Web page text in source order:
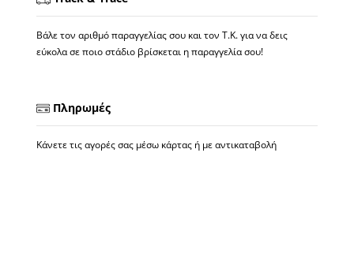
Βάλε τον αριθμό παραγγελίας σου και τον Τ.Κ. για να δεις
εύκολα σε ποιο στάδιο βρίσκεται η παραγγελία σου!
Πληρωμές
Κάνετε τις αγορές σας μέσω κάρτας ή με αντικαταβολή